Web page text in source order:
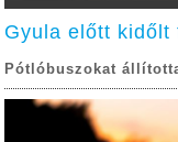
Gyula előtt kidőlt
Pótlóbuszokat